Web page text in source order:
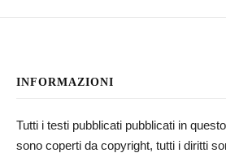
INFORMAZIONI
Tutti i testi pubblicati pubblicati in
sono coperti da copyright, tutti i diritti